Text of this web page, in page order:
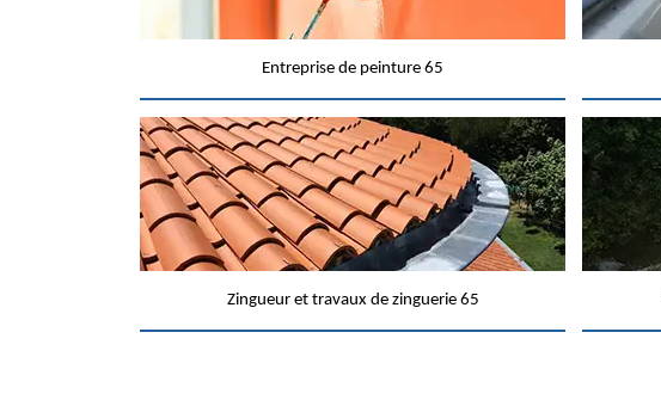
Entreprise de peinture 65
Zingueur et travaux de zinguerie 65